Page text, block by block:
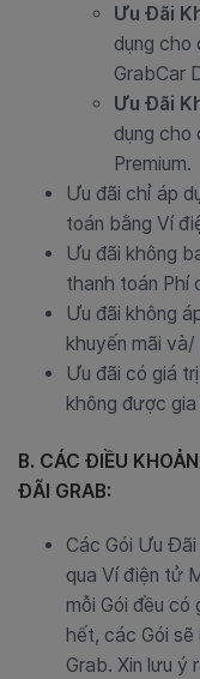
Ưu Đãi
dụng cho
GrabCar
Ưu Đãi
dụng cho
Premium.
Ưu đãi chỉ áp
toán bằng Ví
Ưu đãi không
thanh toán Phí
Ưu đãi không
khuyến mãi
Ưu đãi có giá
không được
B. CÁC ĐIỀU
ĐÃI GRAB:
Các Gói Ưu
qua Ví điện tử
mỗi Gói đều có
hết, các Gói sẽ
Grab. Xin lưu ý